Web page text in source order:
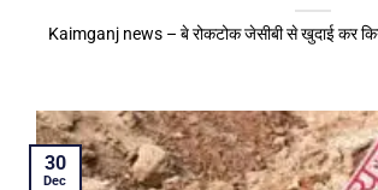
Kaimganj news – बे रोकटोक जेसीबी से खुदाई कर
30
Dec